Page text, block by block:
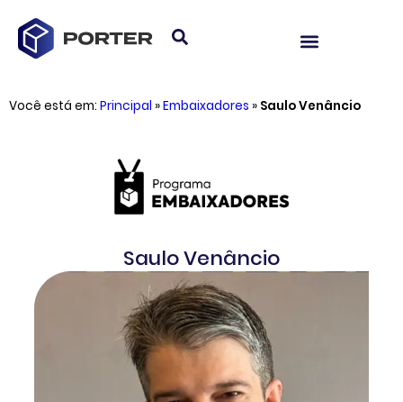
Você está em: Principal »Embaixadores » Saulo Venâncio
Saulo Venâncio